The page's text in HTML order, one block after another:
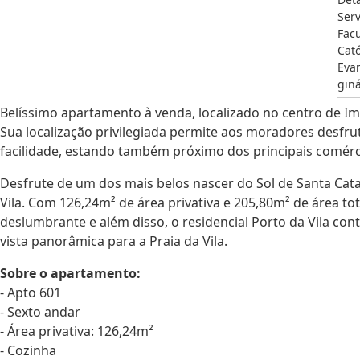
Belíssimo apartamento à venda, localizado no centro de
Sua localização privilegiada permite aos moradores
facilidade, estando também próximo dos principais
Desfrute de um dos mais belos nascer do Sol de Santa
Vila. Com 126,24m² de área privativa e 205,80m² de
deslumbrante e além disso, o residencial Porto da Vila
vista panorâmica para a Praia da Vila.
Sobre o apartamento:
- Apto 601
- Sexto andar
- Área privativa: 126,24m²
- Cozinha